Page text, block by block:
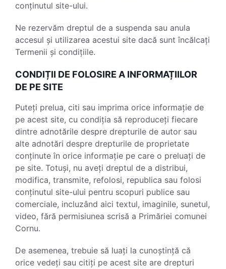
conținutul site-ului.
Ne rezervăm dreptul de a suspenda sau anula
accesul și utilizarea acestui site dacă sunt încălcați
Termenii și condițiile.
CONDIȚII DE FOLOSIRE A INFORMAȚIILOR
DE PE SITE
Puteți prelua, citi sau imprima orice informație de
pe acest site, cu condiția să reproduceți fiecare
dintre adnotările despre drepturile de autor sau
alte adnotări despre drepturile de proprietate
conținute în orice informație pe care o preluați de
pe site. Totuși, nu aveți dreptul de a distribui,
modifica, transmite, refolosi, republica sau folosi
conținutul site-ului pentru scopuri publice sau
comerciale, incluzând aici textul, imaginile, sunetul,
video, fără permisiunea scrisă a Primăriei comunei
Cornu.
De asemenea, trebuie să luați la cunoștință că
orice vedeți sau citiți pe acest site are drepturi